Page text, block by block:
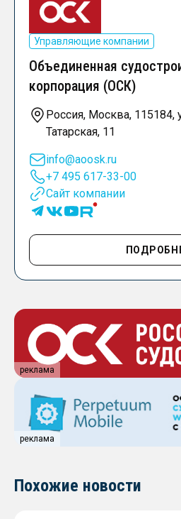
Управляющие компании
Объединенная
корпорация (ОСК)
Россия, Москва, 115184,
Татарская, 11
info@aoosk.ru
+7 495 617-33-00
Сайт компании
реклама
реклама
Похожие новости